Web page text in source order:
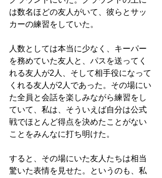
は数名ほどの友人がいて、彼らとサッ
カーの練習をしていた。
人数としては本当に少なく、キーパー
を務めていた友人と、パスを送ってく
れる友人が2人、そして相手役になって
くれる友人が2人であった。その場にい
た全員と会話を楽しみながら練習をし
ていて、私は、そういえば自分は公式
戦でほとんど得点を決めたことがない
ことをみんなに打ち明けた。
すると、その場にいた友人たちは相当
驚いた表情を見せた。というのも、私